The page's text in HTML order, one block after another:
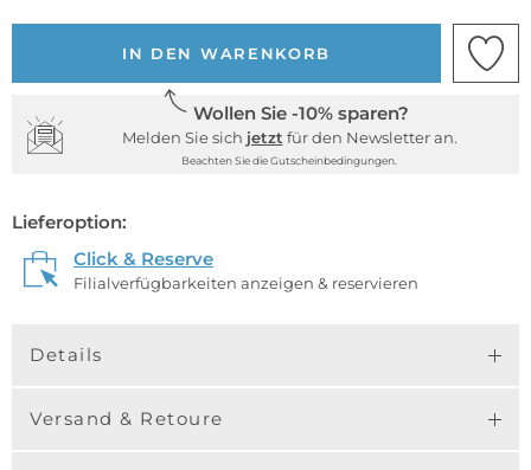
IN DEN WARENKORB
Wollen Sie -10% sparen?
Melden Sie sich jetzt für den Newsletter an.
Beachten Sie die Gutscheinbedingungen.
Lieferoption:
Click & Reserve
Filialverfügbarkeiten anzeigen & reservieren
Details
Versand & Retoure